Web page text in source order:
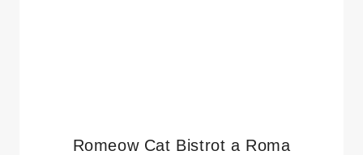
Romeow Cat Bistrot a Roma